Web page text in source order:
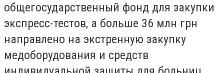
общегосударственный фонд для закупки
экспресс-тестов, а больше 36 млн грн
направлено на экстренную закупку
медоборудования и средств